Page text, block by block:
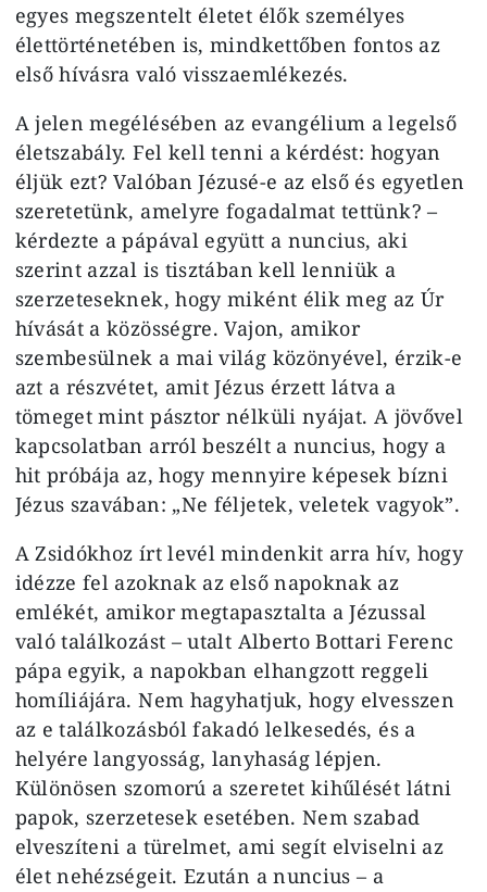
egyes megszentelt életet élők személyes
élettörténetében is, mindkettőben fontos az
első hívásra való visszaemlékezés.
A jelen megélésében az evangélium a legelső
életszabály. Fel kell tenni a kérdést: hogyan
éljük ezt? Valóban Jézusé-e az első és egyetlen
szeretetünk, amelyre fogadalmat tettünk? –
kérdezte a pápával együtt a nuncius, aki
szerint azzal is tisztában kell lenniük a
szerzeteseknek, hogy miként élik meg az Úr
hívását a közösségre. Vajon, amikor
szembesülnek a mai világ közönyével, érzik-e
azt a részvétet, amit Jézus érzett látva a
tömeget mint pásztor nélküli nyájat. A jövővel
kapcsolatban arról beszélt a nuncius, hogy a
hit próbája az, hogy mennyire képesek bízni
Jézus szavában: „Ne féljetek, veletek vagyok”.
A Zsidókhoz írt levél mindenkit arra hív, hogy
idézze fel azoknak az első napoknak az
emlékét, amikor megtapasztalta a Jézussal
való találkozást – utalt Alberto Bottari Ferenc
pápa egyik, a napokban elhangzott reggeli
homíliájára. Nem hagyhatjuk, hogy elvesszen
az e találkozásból fakadó lelkesedés, és a
helyére langyosság, lanyhaság lépjen.
Különösen szomorú a szeretet kihűlését látni
papok, szerzetesek esetében. Nem szabad
elveszíteni a türelmet, ami segít elviselni az
élet nehézségeit. Ezután a nuncius – a